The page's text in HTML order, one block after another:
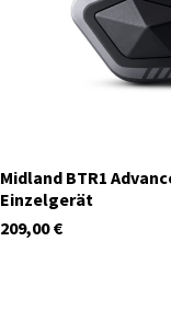
Midland BTR1
Einzelgerät
€
209,00